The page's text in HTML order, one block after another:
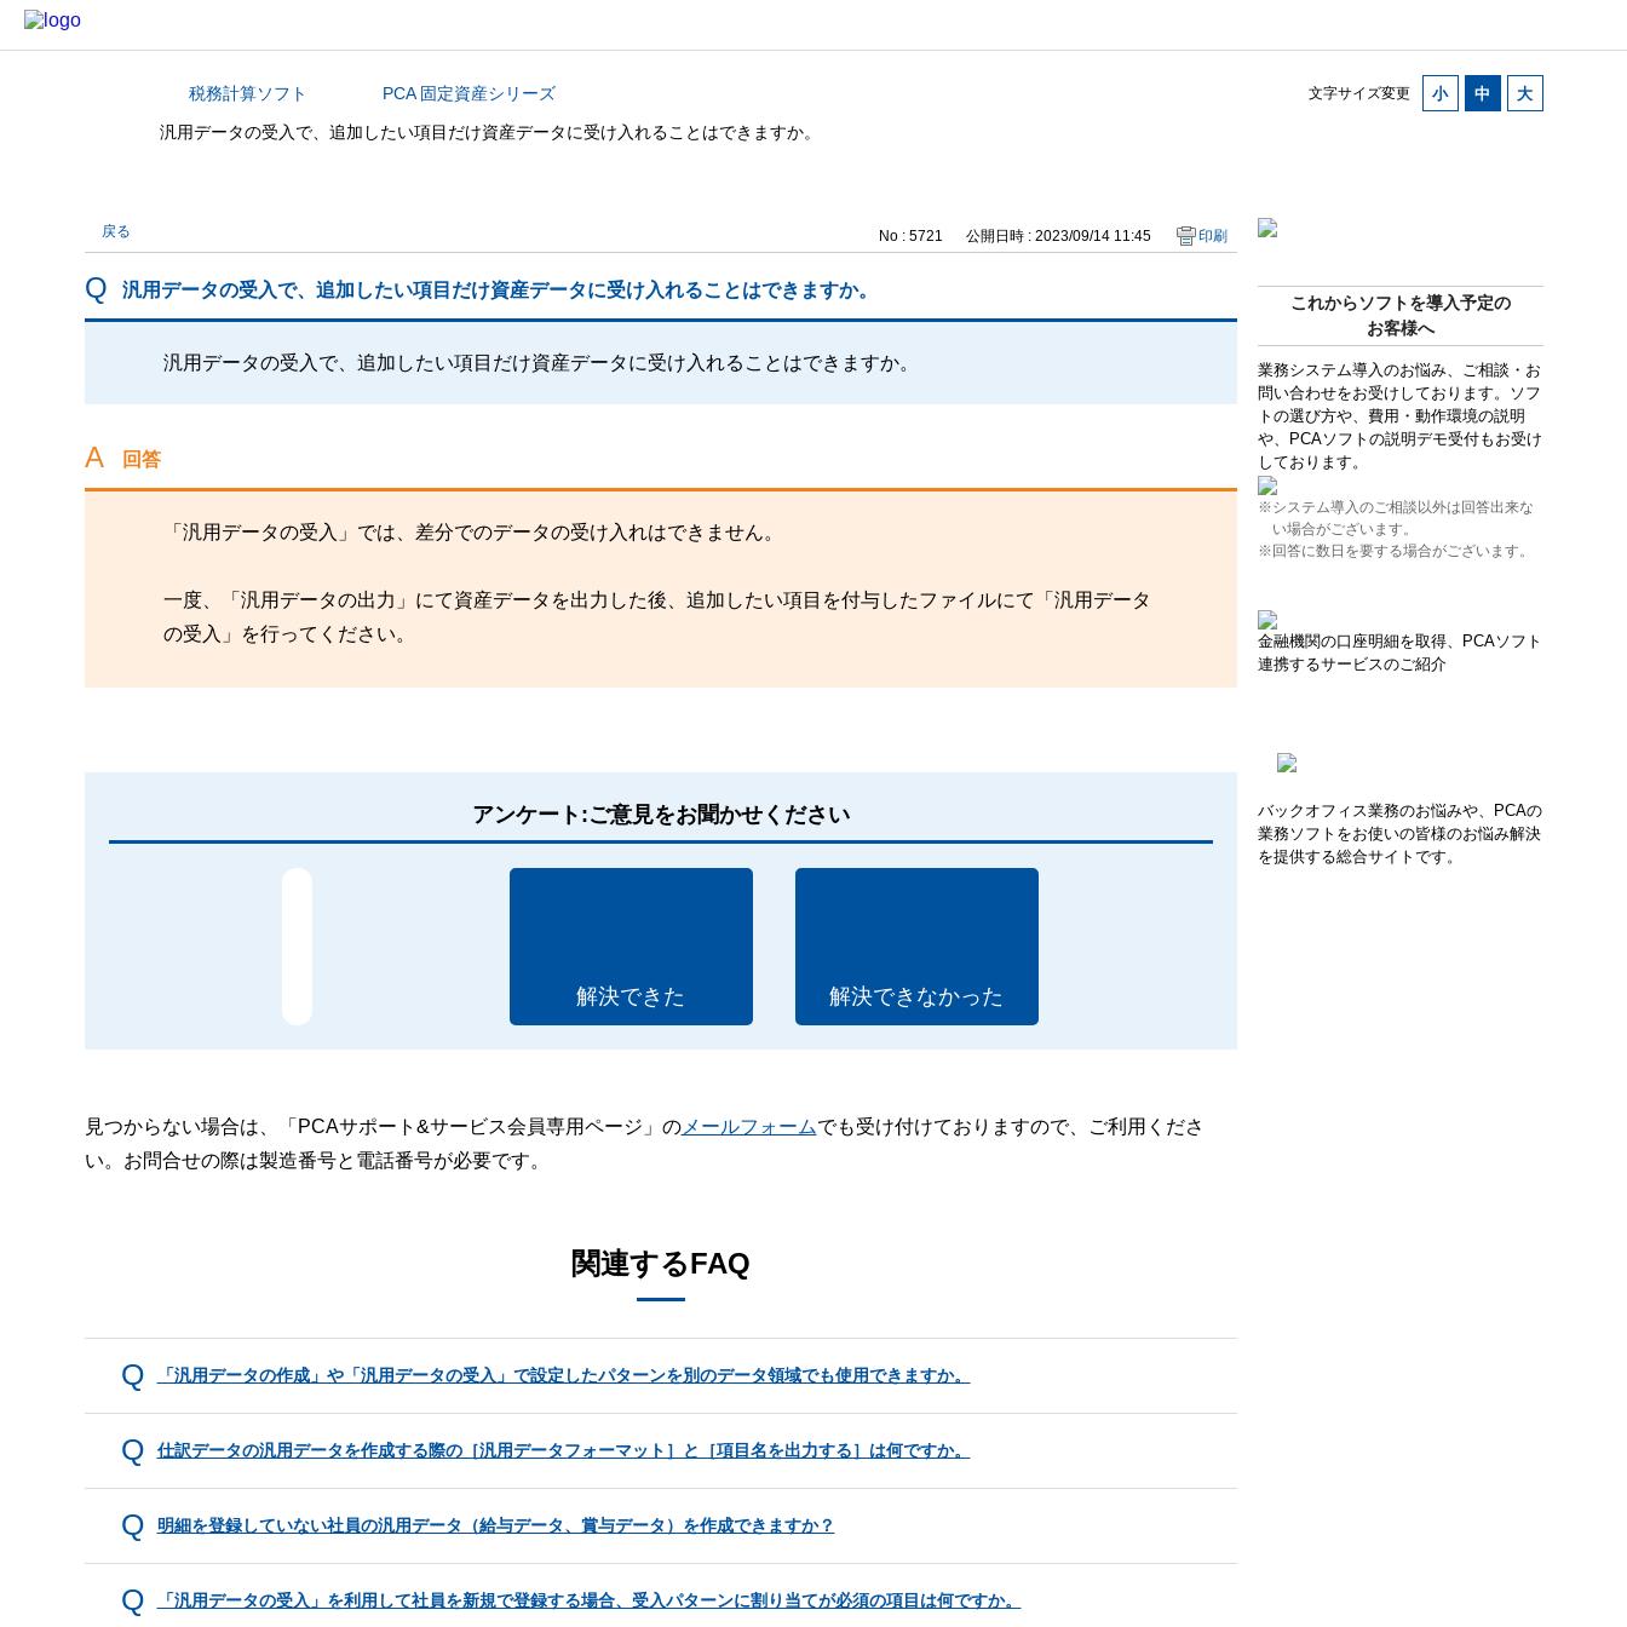
文字サイズ変更
カテゴリから探す税務計算ソフト
PCA 固定資産シリーズ
汎用データの受入で、追加したい項目だけ資産データに受け入れることはできますか。
これからソフトを導入予定の
お客様へ
業務システム導入のお悩み、ご相談・お
問い合わせをお受けしております。ソフ
トの選び方や、費用・動作環境の説明
や、PCAソフトの説明デモ受付もお受け
しております。
※システム導入のご相談以外は回答出来な
い場合がございます。
※回答に数日を要する場合がございます。
金融機関の口座明細を取得、PCAソフト
連携するサービスのご紹介
バックオフィス業務のお悩みや、PCAの
業務ソフトをお使いの皆様のお悩み解決
を提供する総合サイトです。
戻る No : 5721 公開日時 : 2023/09/14 11:45 印刷
汎用データの受入で、追加したい項目だけ資産データに受け入れることはできますか。
汎用データの受入で、追加したい項目だけ資産データに受け入れることはできますか。
回答
「汎用データの受入」では、差分でのデータの受け入れはできません。
一度、「汎用データの出力」にて資産データを出力した後、追加したい項目を付与したファイルにて「汎用データ
の受入」を行ってください。
アンケート:ご意見をお聞かせください
解決できた 解決できなかった
見つからない場合は、「PCAサポート&サービス会員専用ページ」のメールフォームでも受け付けておりますので、ご利用くださ
い。お問合せの際は製造番号と電話番号が必要です。
関連するFAQ
「汎用データの作成」や「汎用データの受入」で設定したパターンを別のデータ領域でも使用できますか。
仕訳データの汎用データを作成する際の［汎用データフォーマット］と［項目名を出力する］は何ですか。
明細を登録していない社員の汎用データ（給与データ、賞与データ）を作成できますか？
「汎用データの受入」を利用して社員を新規で登録する場合、受入パターンに割り当てが必須の項目は何ですか。